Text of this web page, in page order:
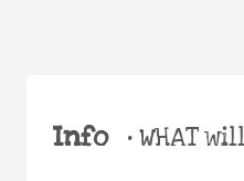
Info •WHAT